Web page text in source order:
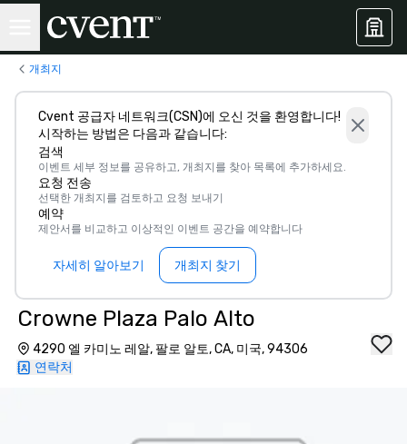
개최지
Cvent 공급자 네트워크(CSN)에 오신 것을 환영합니다!
시작하는 방법은 다음과 같습니다:
검색
이벤트 세부 정보를 공유하고, 개최지를 찾아 목록에 추가하세요.
요청 전송
선택한 개최지를 검토하고 요청 보내기
예약
제안서를 비교하고 이상적인 이벤트 공간을 예약합니다
자세히 알아보기 개최지 찾기
Crowne Plaza Palo Alto
4290 엘 카미노 레알, 팔로 알토, CA, 미국, 94306
연락처